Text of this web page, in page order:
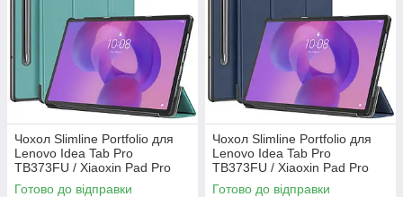
Чохол Slimline Portfolio для
Lenovo Idea Tab Pro
TB373FU / Xiaoxin Pad Pro
12.7" (2025) Sea Green
Готово до відправки
Чохол Slimline Portfolio для
Lenovo Idea Tab Pro
TB373FU / Xiaoxin Pad Pro
12.7" (2025) Navy Blue
Готово до відправки